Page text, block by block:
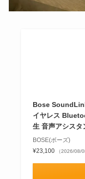
Bose
イヤレス
生 音声アシスタ
BOSE(ボーズ)
¥23,100
（2026/08/